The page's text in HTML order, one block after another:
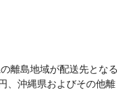
離島地域が配送先となる
、沖縄県およびその他離